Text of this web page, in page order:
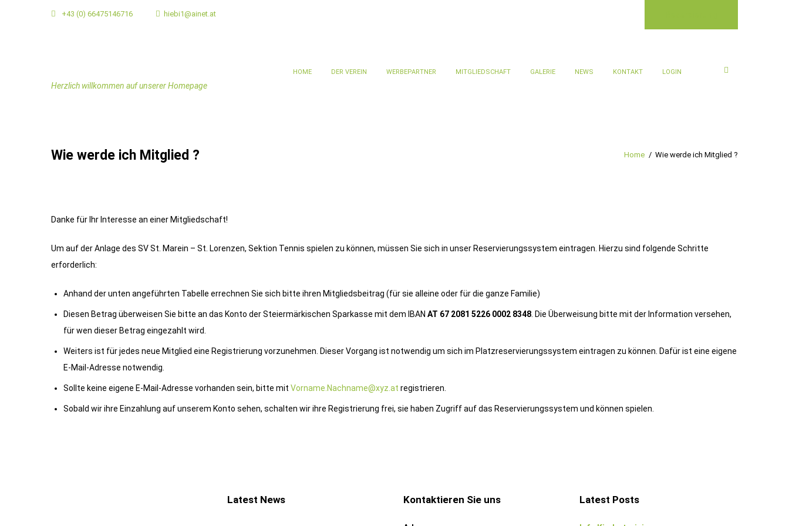
+43 (0) 66475146716 hiebi1@ainet.at
Herzlich willkommen auf unserer Homepage
HOME DER VEREIN WERBEPARTNER MITGLIEDSCHAFT GALERIE NEWS KONTAKT LOGIN
Wie werde ich Mitglied ? Home Wie werde ich Mitglied ?
Danke für Ihr Interesse an einer Mitgliedschaft!
Um auf der Anlage des SV St. Marein – St. Lorenzen, Sektion Tennis spielen zu können, müssen Sie sich in unser Reservierungssystem eintragen. Hierzu sind folgende Schritte
erforderlich:
Anhand der unten angeführten Tabelle errechnen Sie sich bitte ihren Mitgliedsbeitrag (für sie alleine oder für die ganze Familie)
Diesen Betrag überweisen Sie bitte an das Konto der Steiermärkischen Sparkasse mit dem IBAN AT 67 2081 5226 0002 8348 . Die Überweisung bitte mit der Information versehen,
für wen dieser Betrag eingezahlt wird.
Weiters ist für jedes neue Mitglied eine Registrierung vorzunehmen. Dieser Vorgang ist notwendig um sich im Platzreservierungssystem eintragen zu können. Dafür ist eine eigene
E-Mail-Adresse notwendig.
Sollte keine eigene E-Mail-Adresse vorhanden sein, bitte mit Vorname.Nachname@xyz.at registrieren.
Sobald wir ihre Einzahlung auf unserem Konto sehen, schalten wir ihre Registrierung frei, sie haben Zugriff auf das Reservierungssystem und können spielen.
Latest News Kontaktieren Sie uns Latest Posts